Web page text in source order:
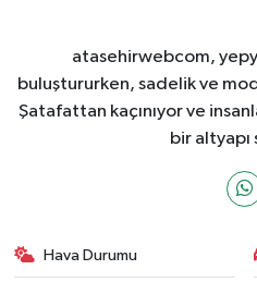
atasehirwebcom,
buluştururken, sadelik ve
Şatafattan kaçınıyor ve
bir altyapı
Hava Durumu